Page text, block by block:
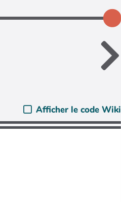
Afficher le code Wiki